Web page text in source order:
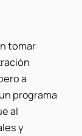
tomar
a
programa
al
y